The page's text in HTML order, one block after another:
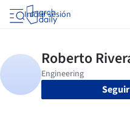
Iniciar sesión
Seguir